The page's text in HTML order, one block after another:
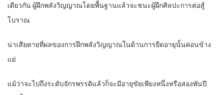
เดียวกัน ผู้ฝึกพลังวิญญาณโดยพื้นฐานแล้วจะชนะผู้ฝึกศิลปะการต่อสู้
โบราณ
น่าเสียดายที่ผลของการฝึกพลังวิญญาณในด้านการยืดอายุนั้นค่อนข้าง
แย่
แม้ว่าจะไปถึงระดับจักรพรรดิแล้วก็จะมีอายุขัยเพียงหนึ่งหรือสองพันปี